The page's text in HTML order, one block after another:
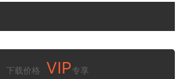
下载价格 VIP专享